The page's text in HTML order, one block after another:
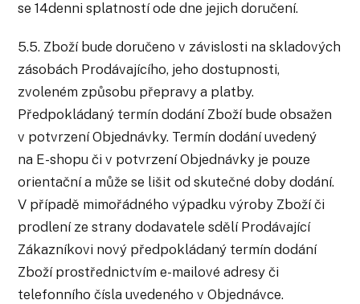
se 14denni splatností ode dne jejich doručení.
5.5. Zboží bude doručeno v závislosti na skladových
zásobách Prodávajícího, jeho dostupnosti,
zvoleném způsobu přepravy a platby.
Předpokládaný termín dodání Zboží bude obsažen
v potvrzení Objednávky. Termín dodání uvedený
na E-shopu či v potvrzení Objednávky je pouze
orientační a může se lišit od skutečné doby dodání.
V případě mimořádného výpadku výroby Zboží či
prodlení ze strany dodavatele sdělí Prodávající
Zákazníkovi nový předpokládaný termín dodání
Zboží prostřednictvím e-mailové adresy či
telefonního čísla uvedeného v Objednávce.